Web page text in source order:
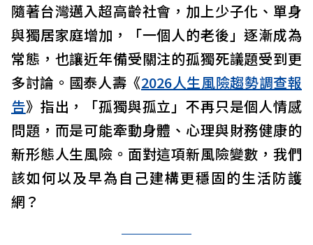
隨著台灣邁入超高齡社會，加上少子化、單身
與獨居家庭增加，「一個人的老後」逐漸成為
常態，也讓近年備受關注的孤獨死議題受到更
多討論。國泰人壽《2026人生風險趨勢調查報
告》指出，「孤獨與孤立」不再只是個人情感
問題，而是可能牽動身體、心理與財務健康的
新形態人生風險。面對這項新風險變數，我們
該如何以及早為自己建構更穩固的生活防護
網？